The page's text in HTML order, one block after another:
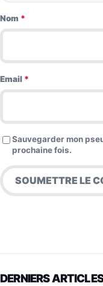
Nom *
Email *
Sauvegarder mon
prochaine fois.
DERNIERS ARTICLES